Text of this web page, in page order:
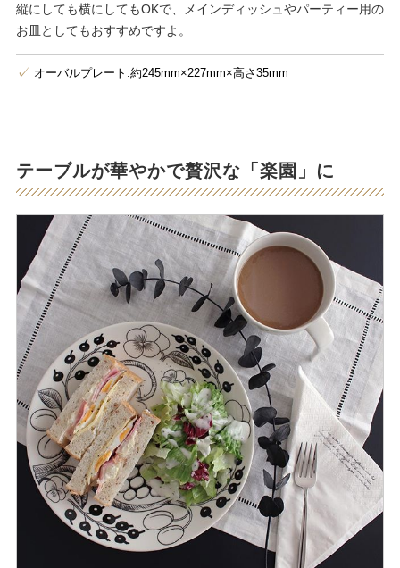
縦にしても横にしてもOKで、メインディッシュやパーティー用の
お皿としてもおすすめですよ。
オーバルプレート:約245mm×227mm×高さ35mm
テーブルが華やかで贅沢な「楽園」に